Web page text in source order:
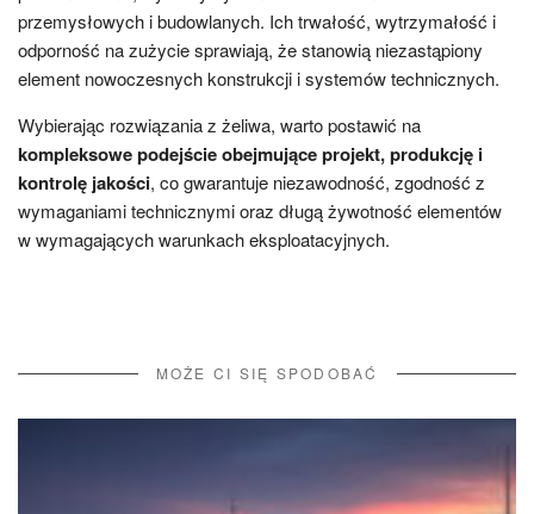
przemysłowych i budowlanych. Ich trwałość, wytrzymałość i
odporność na zużycie sprawiają, że stanowią niezastąpiony
element nowoczesnych konstrukcji i systemów technicznych.
Wybierając rozwiązania z żeliwa, warto postawić na
kompleksowe podejście obejmujące projekt, produkcję i
kontrolę jakości, co gwarantuje niezawodność, zgodność z
wymaganiami technicznymi oraz długą żywotność elementów
w wymagających warunkach eksploatacyjnych.
MOŻE CI SIĘ SPODOBAĆ